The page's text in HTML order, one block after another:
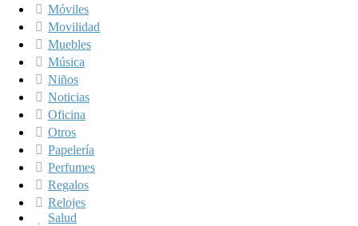
Móviles
Movilidad
Muebles
Música
Niños
Noticias
Oficina
Otros
Papelería
Perfumes
Regalos
Relojes
Salud